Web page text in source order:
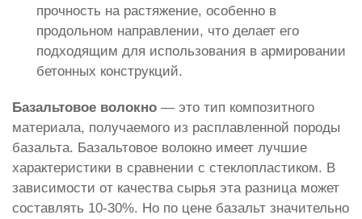
прочность на растяжение, особенно в
продольном направлении, что делает его
подходящим для использования в армировании
бетонных конструкций.
Базальтовое волокно — это тип композитного
материала, получаемого из расплавленной породы
базальта. Базальтовое волокно имеет лучшие
характеристики в сравнении с стеклопластиком. В
зависимости от качества сырья эта разница может
составлять 10-30%. Но по цене базальт значительно